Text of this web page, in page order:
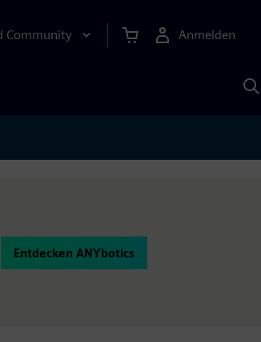
Community Anmelden
KI
Entdecken ANYbotics